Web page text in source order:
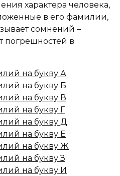
характера человека,
в его фамилии,
сомнений –
погрешностей в
на букву А
на букву Б
на букву В
на букву Г
на букву Д
на букву Е
на букву Ж
на букву З
на букву И